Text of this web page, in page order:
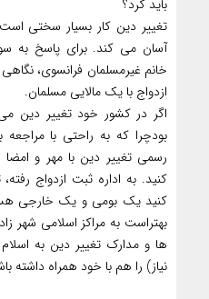
باید کرد؟
تغییر دین کار بسیار سختی
آسان می کند. برای پاسخ به
خانم غیرمسلمان فرانسوی،
ازدواج با یک مالایی مسلمان.
اگر در کشور خود تغییر دین
بودچرا که به راحتی با
رسمی تغییر دین با مهر و
کنید. به اداره ثبت ازدواج
کنید یک بومی و یک خارجی
بهتراست به مراکز اسلامی شهر
ها و مدارک تغییر دین به
نیاز) را هم با خود همراه داشته